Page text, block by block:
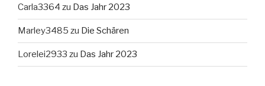
Carla3364 zu Das Jahr 2023
Marley3485 zu Die Schären
Lorelei2933 zu Das Jahr 2023